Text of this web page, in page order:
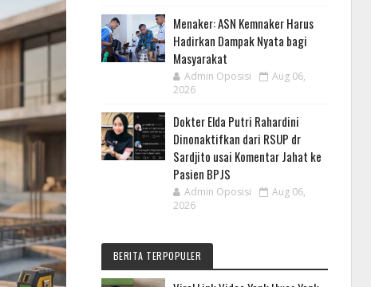
Menaker: ASN Kemnaker Harus
Hadirkan Dampak Nyata bagi
Masyarakat
Admin Oposisi
Aug 06,
2026
Dokter Elda Putri Rahardini
Dinonaktifkan dari RSUP dr
Sardjito usai Komentar Jahat ke
Pasien BPJS
Admin Oposisi
Aug 06,
2026
BERITA TERPOPULER